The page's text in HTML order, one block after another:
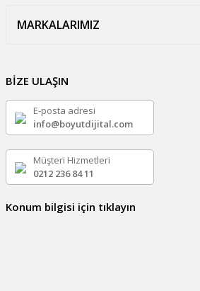
MARKALARIMIZ
BİZE ULAŞIN
E-posta adresi
info@boyutdijital.com
Müşteri Hizmetleri
0212 236 84 11
Konum bilgisi için tıklayın